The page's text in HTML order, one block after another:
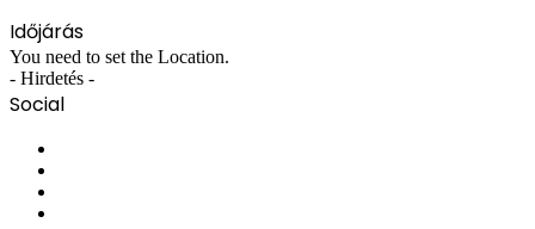
Időjárás
You need to set the Location.
- Hirdetés -
Social